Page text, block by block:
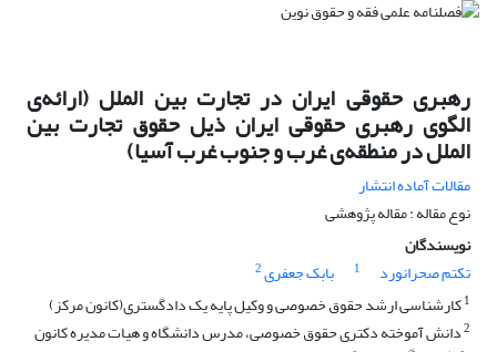
رهبری حقوقی ایران در تجارت بین الملل (ارائه‌ی
الگوی رهبری حقوقی ایران ذیل حقوق تجارت بین
الملل در منطقه‌ی غرب و جنوب غرب آسیا)
مقالات آماده انتشار
نوع مقاله : مقاله پژوهشی
نویسندگان
تکتم صحرانورد
1 بابک جعفری2
1کارشناسی ارشد حقوق خصوصی و وکیل پایه یک دادگستری(کانون مرکز)
2دانش آموخته دکتری حقوق خصوصی، مدرس دانشگاه و هیات مدیره کانون